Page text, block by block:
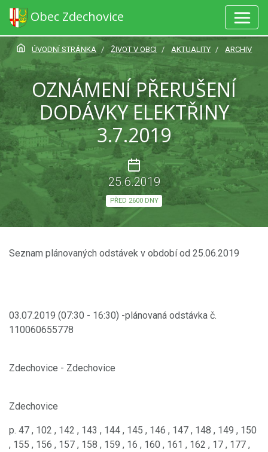
Obec Zdechovice
ÚVODNÍ STRÁNKA ŽIVOT V OBCI AKTUALITY ARCHIV
OZNÁMENÍ PŘERUŠENÍ
DODÁVKY ELEKTŘINY
3.7.2019
25.6.2019
PŘED 2600 DNY
Seznam plánovaných odstávek v období od 25.06.2019
03.07.2019 (07:30 - 16:30) -plánovaná odstávka č.
110060655778
Zdechovice - Zdechovice
Zdechovice
p. 47 , 102 , 142 , 143 , 144 , 145 , 146 , 147 , 148 , 149 , 150
, 155 , 156 , 157 , 158 , 159 , 16 , 160 , 161 , 162 , 17 , 177 ,